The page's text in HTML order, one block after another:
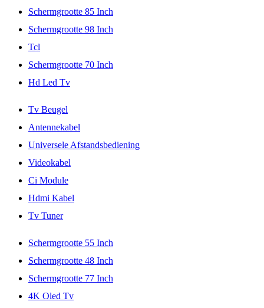
Schermgrootte 85 Inch
Schermgrootte 98 Inch
Tcl
Schermgrootte 70 Inch
Hd Led Tv
Tv Beugel
Antennekabel
Universele Afstandsbediening
Videokabel
Ci Module
Hdmi Kabel
Tv Tuner
Schermgrootte 55 Inch
Schermgrootte 48 Inch
Schermgrootte 77 Inch
4K Oled Tv